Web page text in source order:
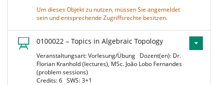
Um dieses Objekt zu nutzen, müssen Sie angemeldet
sein und entsprechende Zugriffsrechte besitzen.
0100022 – Topics in Algebraic Topology
Veranstaltungsart: Vorlesung/Übung Dozent(en): Dr.
Florian Kranhold (lectures), MSc. João Lobo Fernandes
(problem sessions)
Credits: 6 SWS: 3+1